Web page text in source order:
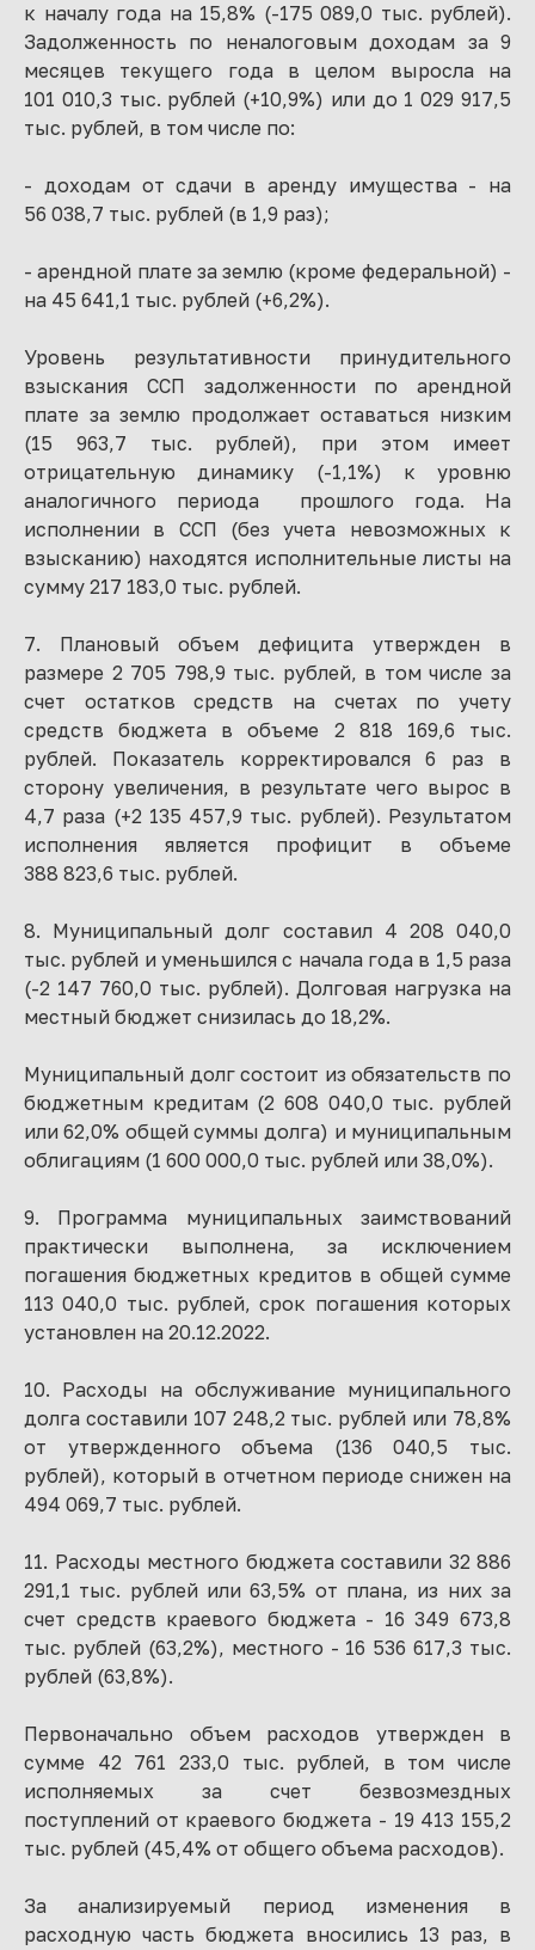
к началу года на 15,8% (-175 089,0 тыс. рублей).
Задолженность по неналоговым доходам за 9
месяцев текущего года в целом выросла на
101 010,3 тыс. рублей (+10,9%) или до 1 029 917,5
тыс. рублей, в том числе по:
- доходам от сдачи в аренду имущества - на
56 038,7 тыс. рублей (в 1,9 раз);
- арендной плате за землю (кроме федеральной) -
на 45 641,1 тыс. рублей (+6,2%).
Уровень результативности принудительного
взыскания ССП задолженности по арендной
плате за землю продолжает оставаться низким
(15 963,7 тыс. рублей), при этом имеет
отрицательную динамику (-1,1%) к уровню
аналогичного периода прошлого года. На
исполнении в ССП (без учета невозможных к
взысканию) находятся исполнительные листы на
сумму 217 183,0 тыс. рублей.
7. Плановый объем дефицита утвержден в
размере 2 705 798,9 тыс. рублей, в том числе за
счет остатков средств на счетах по учету
средств бюджета в объеме 2 818 169,6 тыс.
рублей. Показатель корректировался 6 раз в
сторону увеличения, в результате чего вырос в
4,7 раза (+2 135 457,9 тыс. рублей). Результатом
исполнения является профицит в объеме
388 823,6 тыс. рублей.
8. Муниципальный долг составил 4 208 040,0
тыс. рублей и уменьшился с начала года в 1,5 раза
(-2 147 760,0 тыс. рублей). Долговая нагрузка на
местный бюджет снизилась до 18,2%.
Муниципальный долг состоит из обязательств по
бюджетным кредитам (2 608 040,0 тыс. рублей
или 62,0% общей суммы долга) и муниципальным
облигациям (1 600 000,0 тыс. рублей или 38,0%).
9. Программа муниципальных заимствований
практически выполнена, за исключением
погашения бюджетных кредитов в общей сумме
113 040,0 тыс. рублей, срок погашения которых
установлен на 20.12.2022.
10. Расходы на обслуживание муниципального
долга составили 107 248,2 тыс. рублей или 78,8%
от утвержденного объема (136 040,5 тыс.
рублей), который в отчетном периоде снижен на
494 069,7 тыс. рублей.
11. Расходы местного бюджета составили 32 886
291,1 тыс. рублей или 63,5% от плана, из них за
счет средств краевого бюджета - 16 349 673,8
тыс. рублей (63,2%), местного - 16 536 617,3 тыс.
рублей (63,8%).
Первоначально объем расходов утвержден в
сумме 42 761 233,0 тыс. рублей, в том числе
исполняемых за счет безвозмездных
поступлений от краевого бюджета - 19 413 155,2
тыс. рублей (45,4% от общего объема расходов).
За анализируемый период изменения в
расходную часть бюджета вносились 13 раз, в